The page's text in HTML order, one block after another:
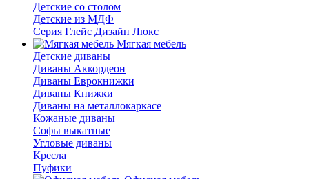
Детские со столом
Детские из МДФ
Серия Глейс Дизайн Люкс
Мягкая мебель
Детские диваны
Диваны Аккордеон
Диваны Еврокнижки
Диваны Книжки
Диваны на металлокаркасе
Кожаные диваны
Софы выкатные
Угловые диваны
Кресла
Пуфики